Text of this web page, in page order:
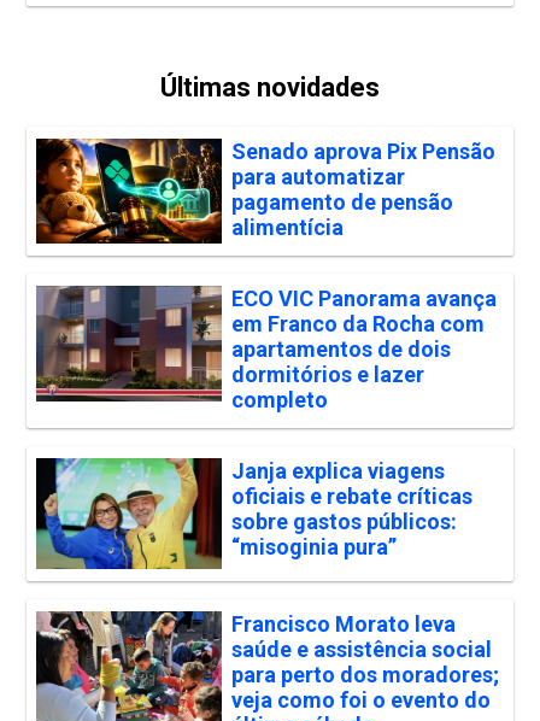
Últimas novidades
Senado aprova Pix Pensão
para automatizar
pagamento de pensão
alimentícia
ECO VIC Panorama avança
em Franco da Rocha com
apartamentos de dois
dormitórios e lazer
completo
Janja explica viagens
oficiais e rebate críticas
sobre gastos públicos:
“misoginia pura”
Francisco Morato leva
saúde e assistência social
para perto dos moradores;
veja como foi o evento do